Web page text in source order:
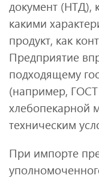
документ (НТД),
какими
продукт, как
Предприятие
подходящему
(например,
хлебопекарной
техническим
При импорте